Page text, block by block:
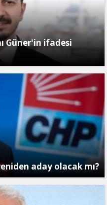
Güner'in ifadesi
aday olacak mı?